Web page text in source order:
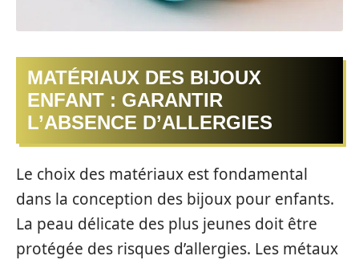
MATÉRIAUX DES BIJOUX
ENFANT : GARANTIR
L’ABSENCE D’ALLERGIES
Le choix des matériaux est fondamental
dans la conception des bijoux pour enfants.
La peau délicate des plus jeunes doit être
protégée des risques d’allergies. Les métaux